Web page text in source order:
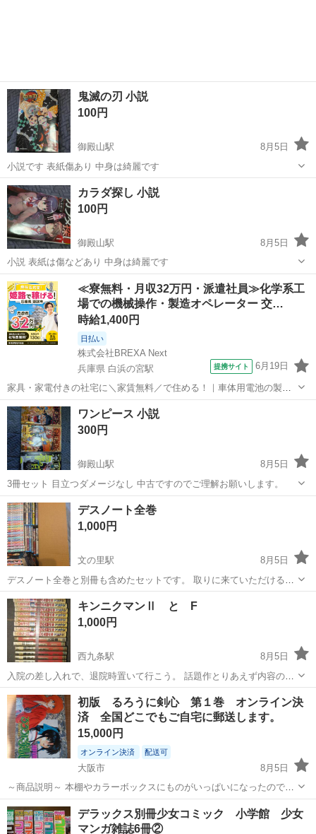
鬼滅の刃 小説
100円
御殿山駅
8月5日
小説です 表紙傷あり 中身は綺麗です
大阪 高槻市 御殿山駅 マンガ、コミック、アニメ
カラダ探し 小説
100円
御殿山駅
8月5日
小説 表紙は傷などあり 中身は綺麗です
大阪 高槻市 御殿山駅 マンガ、コミック、アニメ
≪寮無料・月収32万円・派遣社員≫化学系工
場での機械操作・製造オペレーター 交…
時給1,400円
日払い
株式会社BREXA Next
兵庫県 白浜の宮駅
提携サイト 6月19日
家具・家電付きの社宅に＼家賃無料／で住める！｜車体用電池の製造
｜未経験から月収例32万円♪｜さらに【年間休日130日】！ 人気の工場
のお仕事 ◇車体用電池の製造◇ 機械の操作、部品のセッティング、検
査、清掃業務など。 ...
兵庫 姫路市 白浜の宮駅 その他
ワンピース 小説
300円
御殿山駅
8月5日
3冊セット 目立つダメージなし 中古ですのでご理解お願いします。
大阪 高槻市 御殿山駅 マンガ、コミック、アニメ
デスノート全巻
1,000円
文の里駅
8月5日
デスノート全巻と別冊も含めたセットです。 取りに来ていただける方
にお譲りします。
大阪 大阪市 文の里駅
デスノート
キンニクマンⅡ と F
1,000円
西九条駅
8月5日
入院の差し入れで、退院時置いて行こう。 話題作とりあえず内容のさ
わりだけ、読んでみよう 店置きなので、すぐに破損する・・・などの
かたに最適かも！！ 程度、巻等は画像参照。ジャンク扱いです。 下
記、ご理解の上ご遵守でき...
大阪 大阪市 西九条駅 マンガ、コミック、アニメ
かも
初版 るろうに剣心 第１巻 オンライン決
済 全国どこでもご自宅に郵送します。
15,000円
オンライン決済 配送可
大阪市
8月5日
～商品説明～ 本棚やカラーボックスにものがいっぱいになったので、
出品することにしました。 濡れないように、除湿機や冷蔵庫や洗濯機
からは離した収納ケースの中に保管しています。 ～取引日時～ 雨の日
は傘をさすとはいえ...
大阪 大阪市 マンガ、コミック、アニメ
デラックス別冊少女コミック 小学館 少女
マンガ雑誌6冊②